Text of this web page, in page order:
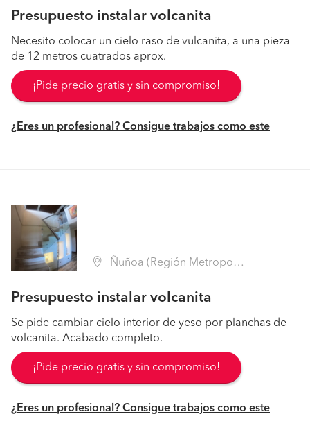
Presupuesto instalar volcanita
Necesito colocar un cielo raso de vulcanita, a una pieza
de 12 metros cuatrados aprox.
¡Pide precio gratis y sin compromiso!
¿Eres un profesional? Consigue trabajos como este
Ñuñoa (Región Metropolitana - Santiago)
Presupuesto instalar volcanita
Se pide cambiar cielo interior de yeso por planchas de
volcanita. Acabado completo.
¡Pide precio gratis y sin compromiso!
¿Eres un profesional? Consigue trabajos como este